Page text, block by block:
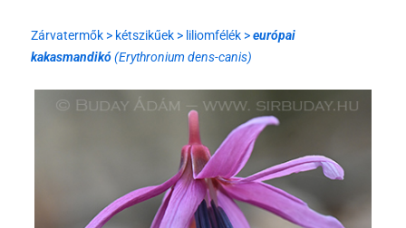
Zárvatermők > kétszikűek > liliomfélék >európai
kakasmandikó(Erythronium dens-canis)